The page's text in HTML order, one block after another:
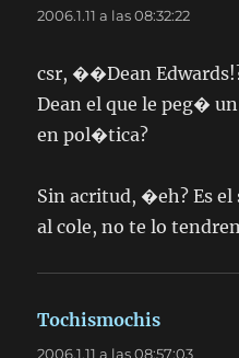
2006.1.11 a las 08:32:22
csr, ��Dean
Dean el que le peg�
en pol�tica?
Sin acritud, �eh? Es
al cole, no te lo
Tochismochis
2006.1.11 a las 08:57:03